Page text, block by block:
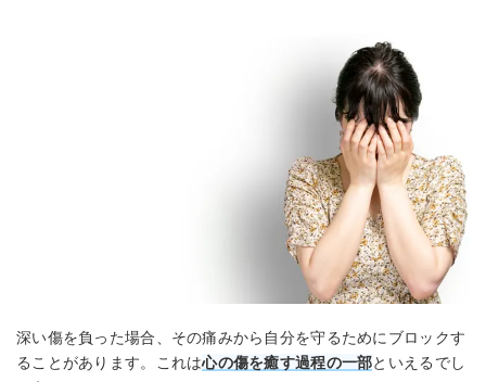
深い傷を負った場合、その痛みから自分を守るためにブロックす
ることがあります。これは心の傷を癒す過程の一部といえるでし